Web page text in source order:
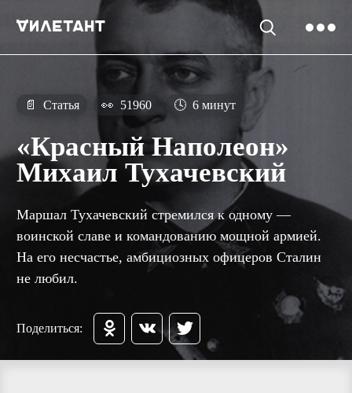
📄 Статья 👀 51960 🕓 6 минут
«Красный Наполеон»
Михаил Тухачевский
Маршал Тухачевский стремился к одному —
воинской славе и командованию мощной армией.
На его несчастье, амбициозных офицеров Сталин
не любил.
Поделиться: